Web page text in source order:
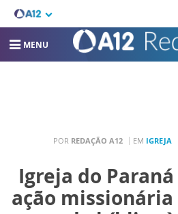
MENU
POR REDAÇÃO A12 EM IGREJA
Igreja do
ação